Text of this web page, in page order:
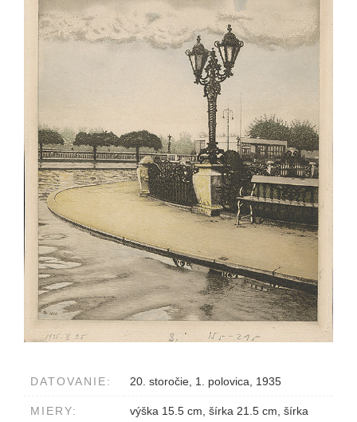
DATOVANIE: 20. storočie, 1. polovica, 1935
MIERY:
výška 15.5 cm, šírka 21.5 cm, šírka